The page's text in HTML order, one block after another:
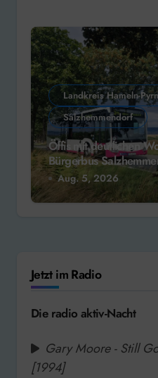
Landkreis Hameln-
Salzhemmendorf
Öffis mit deutlichen
Bürgerbus
Aug. 5, 2026
Jetzt im Radio
Die radio aktiv-Nacht
Gary Moore - Still
[1994]